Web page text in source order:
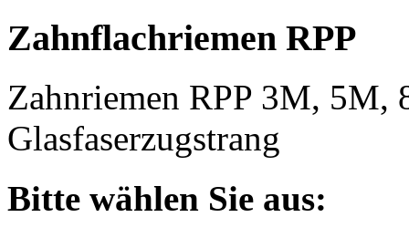
Zahnflachriemen RPP
Zahnriemen RPP 3M, 5M,
Glasfaserzugstrang
Bitte wählen Sie aus: